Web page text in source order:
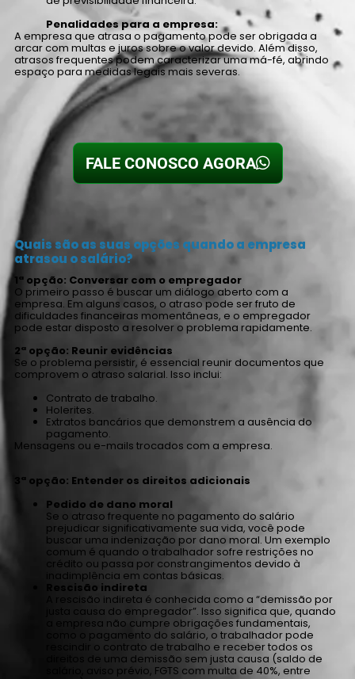
Penalidades para a empresa:
A empresa que atrasa o pagamento pode ser obrigada a
arcar com multas e juros sobre o valor devido. Além disso,
atrasos frequentes podem caracterizar uma má-fé, abrindo
espaço para medidas legais mais severas.
FALE CONOSCO AGORA
Quais são as suas opções quando a empresa
atrasou o salário?
1ª opção: Conversar com o empregador
O primeiro passo é buscar um diálogo aberto com a
empresa. Em alguns casos, o atraso pode ser fruto de
dificuldades financeiras momentâneas, e o empregador
pode estar disposto a resolver o problema rapidamente.
2ª opção: Reunir evidências
Se o problema persistir, é essencial reunir documentos que
comprovem o atraso salarial. Isso inclui:
Contrato de trabalho.
Holerites.
Extratos bancários que demonstrem a ausência do
pagamento.
Mensagens ou e-mails trocados com a empresa.
3ª opção: Entender os direitos adicionais
Pedido de dano moral
Se o atraso frequente no pagamento do salário
prejudicar significativamente sua vida, você pode
buscar uma indenização por dano moral. Um exemplo
comum é quando o trabalhador sofre restrições no
crédito ou passa por constrangimentos devido à
inadimplência em contas básicas.
Rescisão indireta
A rescisão indireta é conhecida como a “demissão por
justa causa do empregador”. Isso significa que, quando
a empresa não cumpre obrigações fundamentais,
como o pagamento do salário, o trabalhador pode
rescindir o contrato de trabalho e receber todos os
direitos de uma demissão sem justa causa (saldo de
salário, aviso prévio, FGTS com multa de 40%, entre